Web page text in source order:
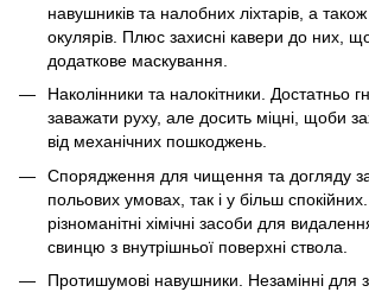
навушників та налобних ліхтарів, а
окулярів. Плюс захисні кавери до них,
додаткове маскування.
Наколінники та налокітники. Достатньо
заважати руху, але досить міцні, щоби
від механічних пошкоджень.
Спорядження для чищення та догляду
польових умовах, так і у більш
різноманітні хімічні засоби для
свинцю з внутрішньої поверхні ствола.
Протишумові навушники. Незамінні для